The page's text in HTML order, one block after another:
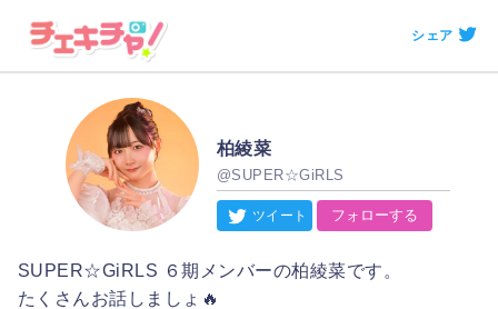
シェア
柏綾菜
@SUPER☆GiRLS
フォローする
SUPER☆GiRLS ６期メンバーの柏綾菜です。
たくさんお話しましょ🔥